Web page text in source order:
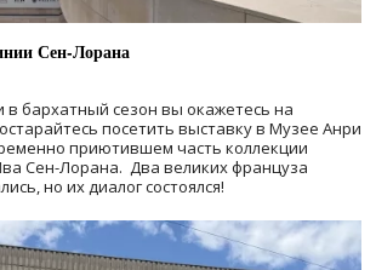
Сен-Лорана
в бархатный сезон вы окажетесь на
посетить выставку в Музее Анри
приютившем часть коллекции
Сен-Лорана. Два великих француза
но их диалог состоялся!